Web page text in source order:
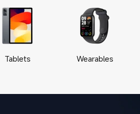
Tablets Wearables